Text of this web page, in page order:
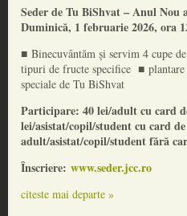
Seder de Tu BiShvat– Anul Nou
Duminică, 1 februarie 2026, ora
■ Binecuvântăm și servim 4 cupe
tipuri de fructe specifice ■ plantare
speciale de Tu BiShvat
Participare: 40 lei/adult cu card
lei/asistat/copil/student cu card
adult/asistat/copil/student fără
Înscriere: www.seder.jcc.ro
citeste mai departe »